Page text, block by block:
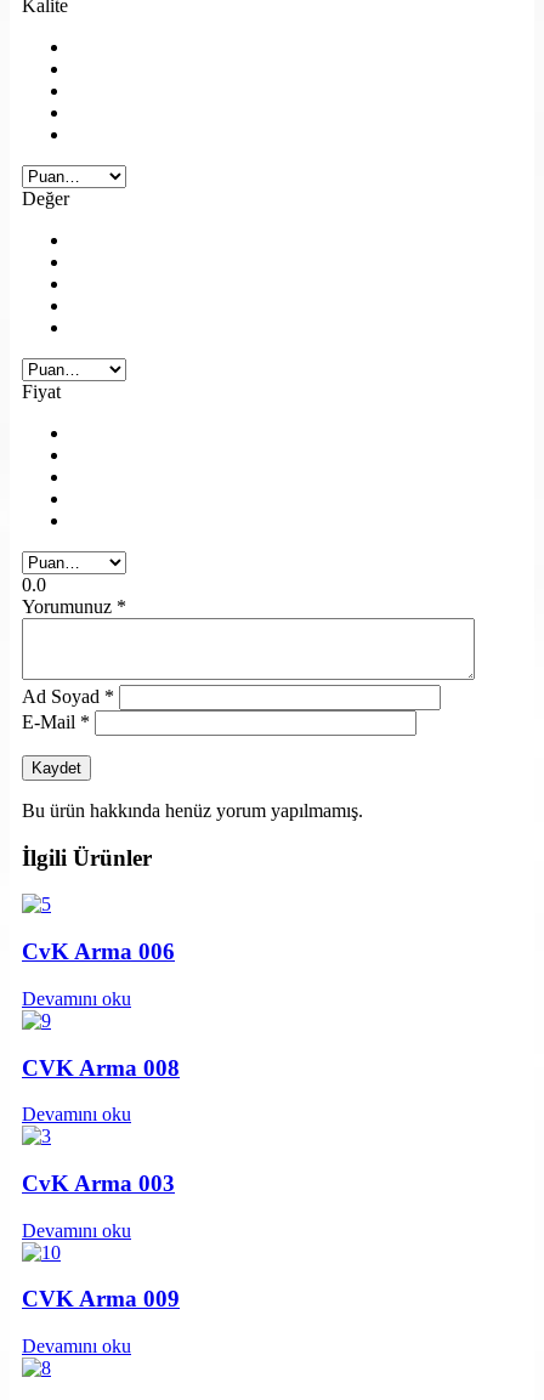
Kalite
Değer
Fiyat
0.0
Yorumunuz *
Ad Soyad *
E-Mail *
Bu ürün hakkında henüz yorum yapılmamış.
İlgili Ürünler
CvK Arma 006
Devamını oku
CVK Arma 008
Devamını oku
CvK Arma 003
Devamını oku
CVK Arma 009
Devamını oku